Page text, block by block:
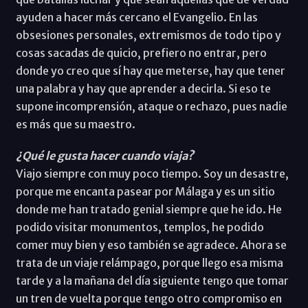
ayuden a hacer más cercano el Evangelio. En las
obsesiones personales, extremismos de todo tipo y
cosas sacadas de quicio, prefiero no entrar, pero
donde yo creo que sí hay que meterse, hay que tener
una palabra y hay que aprender a decirla. Si eso te
supone incomprensión, ataque o rechazo, pues nadie
es más que su maestro.
¿Qué le gusta hacer cuando viaja?
Viajo siempre con muy poco tiempo. Soy un desastre,
porque me encanta pasear por Málaga y es un sitio
donde me han tratado genial siempre que he ido. He
podido visitar monumentos, templos, he podido
comer muy bien y eso también se agradece. Ahora se
trata de un viaje relámpago, porque llego esa misma
tarde y a la mañana del día siguiente tengo que tomar
un tren de vuelta porque tengo otro compromiso en